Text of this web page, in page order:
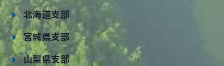
北海道支部
宮城県支部
山梨県支部